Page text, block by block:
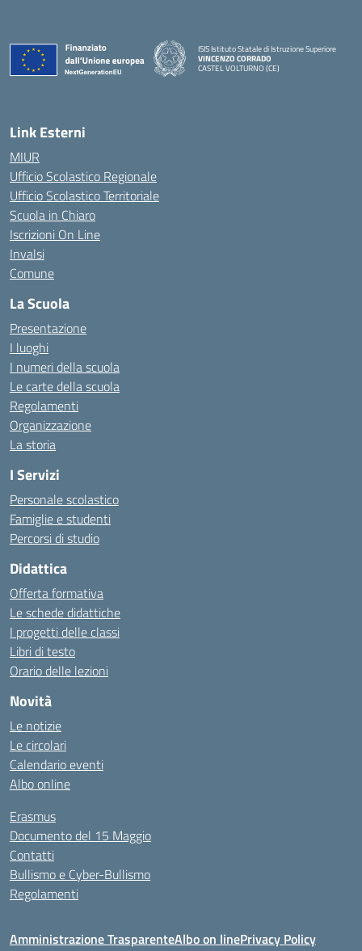
ISIS Istituto Statale di Istruzione Superiore
VINCENZO CORRADO
CASTEL VOLTURNO (CE)
Link Esterni
MIUR
Ufficio Scolastico Regionale
Ufficio Scolastico Territoriale
Scuola in Chiaro
Iscrizioni On Line
Invalsi
Comune
La Scuola
Presentazione
I luoghi
I numeri della scuola
Le carte della scuola
Regolamenti
Organizzazione
La storia
I Servizi
Personale scolastico
Famiglie e studenti
Percorsi di studio
Didattica
Offerta formativa
Le schede didattiche
I progetti delle classi
Libri di testo
Orario delle lezioni
Novità
Le notizie
Le circolari
Calendario eventi
Albo online
Erasmus
Documento del 15 Maggio
Contatti
Bullismo e Cyber-Bullismo
Regolamenti
Amministrazione TrasparenteAlbo on linePrivacy Policy